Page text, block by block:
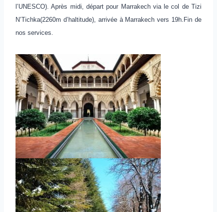
l’UNESCO). Après midi, départ pour Marrakech via le col de Tizi
N’Tichka(2260m d’haltitude), arrivée à Marrakech vers 19h.Fin de
nos services.